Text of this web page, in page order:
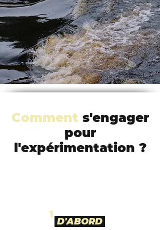
Comment s'engager
pour
l'expérimentation ?
1
D'ABORD